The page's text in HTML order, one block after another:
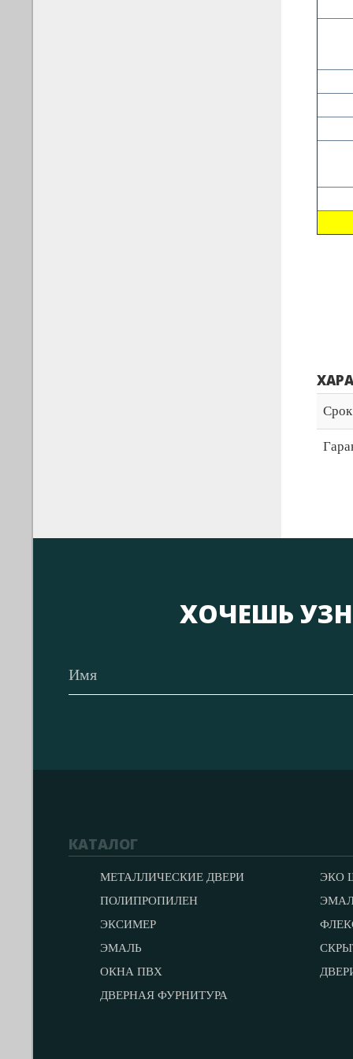
ХОЧЕШЬ
КАТАЛОГ
МЕТАЛЛИЧЕСКИЕ ДВЕРИ
ЭКО
ПОЛИПРОПИЛЕН
ЭКСИМЕР
ЭМАЛЬ
ОКНА ПВХ
ДВЕРНАЯ ФУРНИТУРА